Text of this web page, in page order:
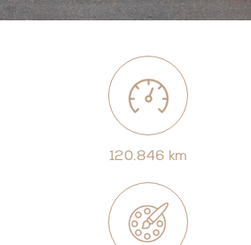
120.846 km